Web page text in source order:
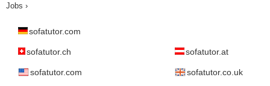
Jobs ›
sofatutor.com
sofatutor.ch sofatutor.at
sofatutor.com sofatutor.co.uk